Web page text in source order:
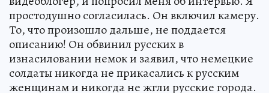
простодушно согласилась. Он включил камеру.
То, что произошло дальше, не поддается
описанию! Он обвинил русских в
изнасиловании немок и заявил, что немецкие
солдаты никогда не прикасались к русским
женщинам и никогда не жгли русские города.